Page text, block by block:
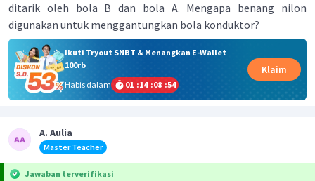
ditarik oleh bola B dan bola A. Mengapa benang nilon
digunakan untuk menggantungkan bola konduktor?
Ikuti Tryout SNBT & Menangkan E-Wallet
100rb
Habis dalam
01 :14 :08 :54
Klaim
A. Aulia
Master Teacher
Jawaban terverifikasi